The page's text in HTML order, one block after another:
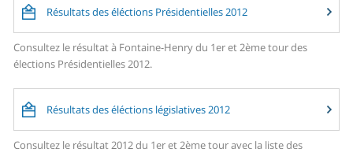
Résultats des éléctions Présidentielles 2012
Consultez le résultat à Fontaine-Henry du 1er et 2ème tour des
élections Présidentielles 2012.
Résultats des éléctions législatives 2012
Consultez le résultat 2012 du 1er et 2ème tour avec la liste des